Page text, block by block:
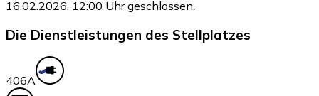
16.02.2026, 12:00 Uhr geschlossen.
Die Dienstleistungen des Stellplatzes
406A